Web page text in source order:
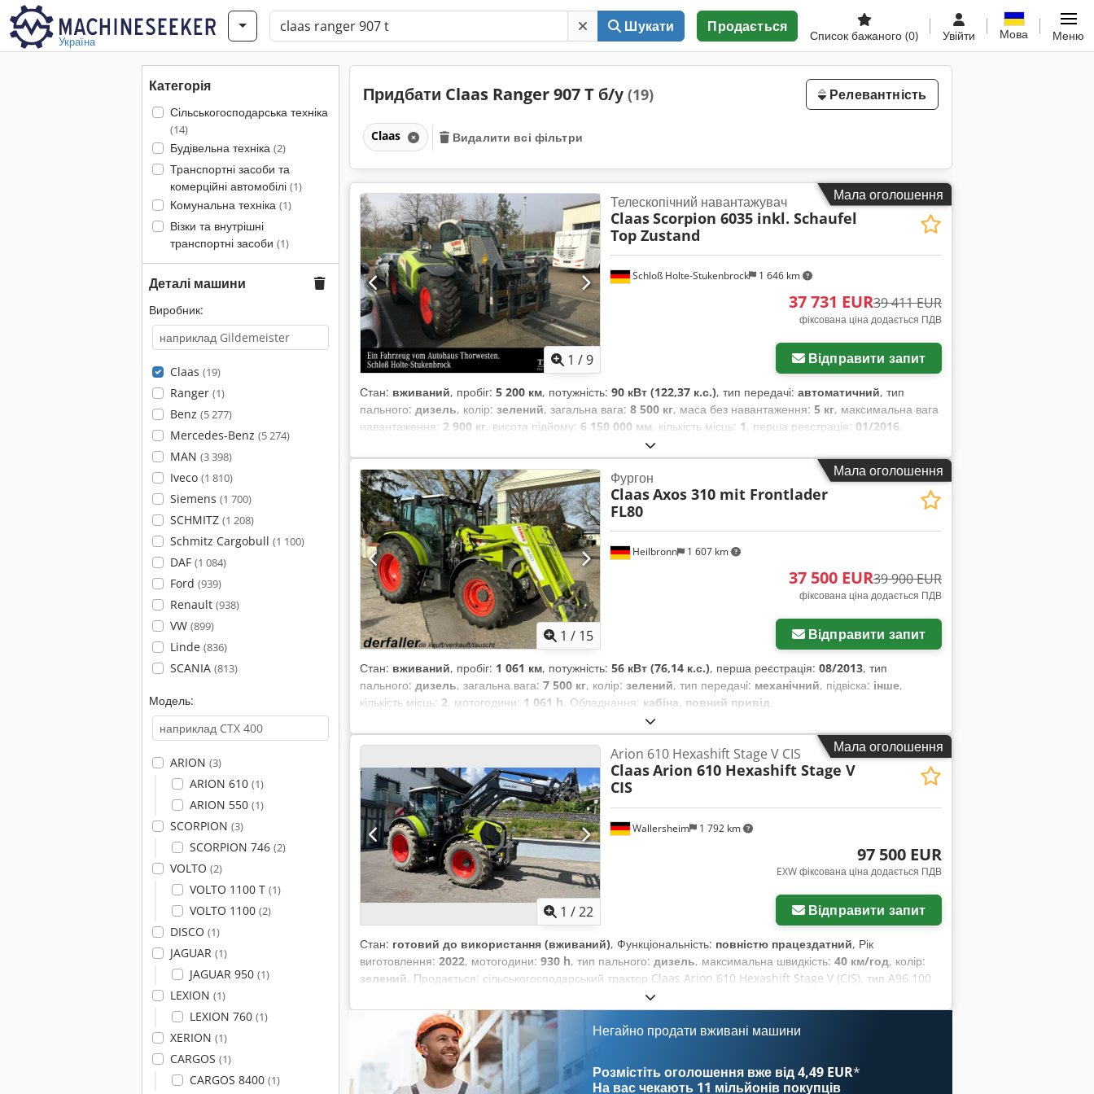
Україна
Шукати Продається
Список бажаного (0) Увійти Мова Меню
Категорія
Сільськогосподарська техніка
(14)
Будівельна техніка (2)
Транспортні засоби та
комерційні автомобілі (1)
Комунальна техніка (1)
Візки та внутрішні
транспортні засоби (1)
Деталі машини
Виробник:
Claas (19)
Ranger (1)
Benz (5 277)
Mercedes-Benz (5 274)
MAN (3 398)
Iveco (1 810)
Siemens (1 700)
SCHMITZ (1 208)
Schmitz Cargobull (1 100)
DAF (1 084)
Ford (939)
Renault (938)
VW (899)
Linde (836)
SCANIA (813)
Модель:
ARION (3)
ARION 610 (1)
ARION 550 (1)
SCORPION (3)
SCORPION 746 (2)
VOLTO (2)
VOLTO 1100 T (1)
VOLTO 1100 (2)
DISCO (1)
JAGUAR (1)
JAGUAR 950 (1)
LEXION (1)
LEXION 760 (1)
XERION (1)
CARGOS (1)
CARGOS 8400 (1)
Придбати Claas Ranger 907 T б/у (19) Релевантність
Claas Видалити всі фільтри
Мала оголошення
1 /9
Schloß Holte-Stukenbrock 1 646 km
Телескопічний навантажувач
ClaasScorpion 6035 inkl. Schaufel
Top Zustand
37 731 EUR39 411 EUR
фіксована ціна додається ПДВ
Відправити запит
Стан: вживаний, пробіг: 5 200 км, потужність: 90 кВт (122,37 к.с.), тип передачі: автоматичний, тип
пального: дизель, колір: зелений, загальна вага: 8 500 кг, маса без навантаження: 5 кг, максимальна вага
навантаження: 2 900 кг, висота підйому: 6 150 000 мм, кількість місць: 1, перша реєстрація: 01/2016,
, водійська кабіна:
Мала оголошення
1 / 15
Heilbronn 1 607 km
Фургон
ClaasAxos 310 mit Frontlader
FL80
37 500 EUR39 900 EUR
фіксована ціна додається ПДВ
Відправити запит
Стан: вживаний, пробіг: 1 061 км, потужність: 56 кВт (76,14 к.с.), перша реєстрація: 08/2013, тип
пального: дизель, загальна вага: 7 500 кг, колір: зелений, тип передачі: механічний, підвіска: інше,
кількість місць: 2, мотогодини: 1 061 h, Обладнання: кабіна, повний привід,
Мала оголошення
1 /22
Wallersheim 1 792 km
Arion 610 Hexashift Stage V CIS
ClaasArion 610 Hexashift Stage V
CIS
97 500 EUR
EXW фіксована ціна додається ПДВ
Відправити запит
Стан: готовий до використання (вживаний), Функціональність: повністю працездатний, Рік
виготовлення: 2022, мотогодини: 930 h, тип пального: дизель, максимальна швидкість: 40 км/год, колір:
зелений, Продається: сільськогосподарський трактор Claas Arion 610 Hexashift Stage V (CIS), тип A96 100
Рік виготовлення: 2022 Напрацювання: 939 годин Трактор у відмінному стані, майже як новий, з дуже
незначним напрацюванням, повністю справний і готовий до роботи без додаткових інвестицій. Він
оснащений 6-циліндровим двигуном John Deere DPS 6.8 л, що відповідає екологічним стандартам Stage V
(SCR, DPF, DOC, AdBlue). Максимальна потужність: 145 к.с. Номінальна потужність: 135 к.с. Потужність
відповідно до сертифікації: 139 к.с. Трактор оснащений трансмісією Hexashift 24/24 (без понижувальних
передач), електрогідравлічним перемикачем передач і автоматичним перемиканням передач під
Негайно продати вживані машини
Розмістіть оголошення вже від 4,49 EUR*
На вас чекають 11 мільйонів покупців